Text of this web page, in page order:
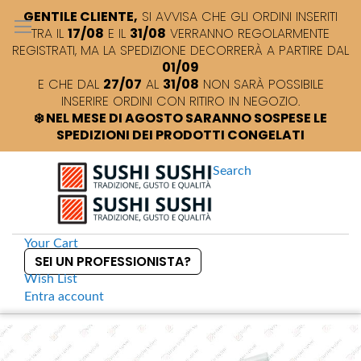
GENTILE CLIENTE, SI AVVISA CHE GLI ORDINI INSERITI
TRA IL 17/08 E IL 31/08 VERRANNO REGOLARMENTE
REGISTRATI, MA LA SPEDIZIONE DECORRERÀ A PARTIRE DAL
01/09
E CHE DAL 27/07 AL 31/08 NON SARÀ POSSIBILE
INSERIRE ORDINI CON RITIRO IN NEGOZIO.
❄️ NEL MESE DI AGOSTO SARANNO SOSPESE LE
SPEDIZIONI DEI PRODOTTI CONGELATI
Search
Your Cart
SEI UN PROFESSIONISTA?
Wish List
Entra account
S
Home Meiyo Riso per sushi originario selezionato kg 5 Nipponia
S
k